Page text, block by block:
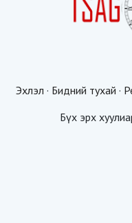
Эхлэл · Бидний тухай ·
Бүх эрх